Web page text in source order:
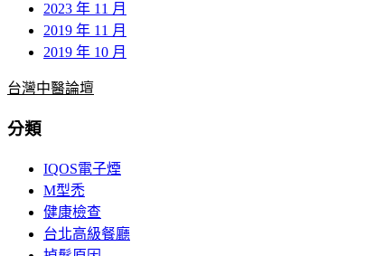
2023 年 11 月
2019 年 11 月
2019 年 10 月
台灣中醫論壇
分類
IQOS電子煙
M型禿
健康檢查
台北高級餐廳